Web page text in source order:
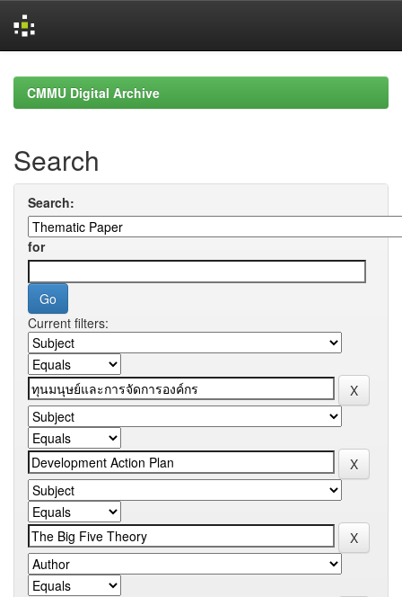
navigationCMMU Digital Archive
Search
Search:
for
Current filters: